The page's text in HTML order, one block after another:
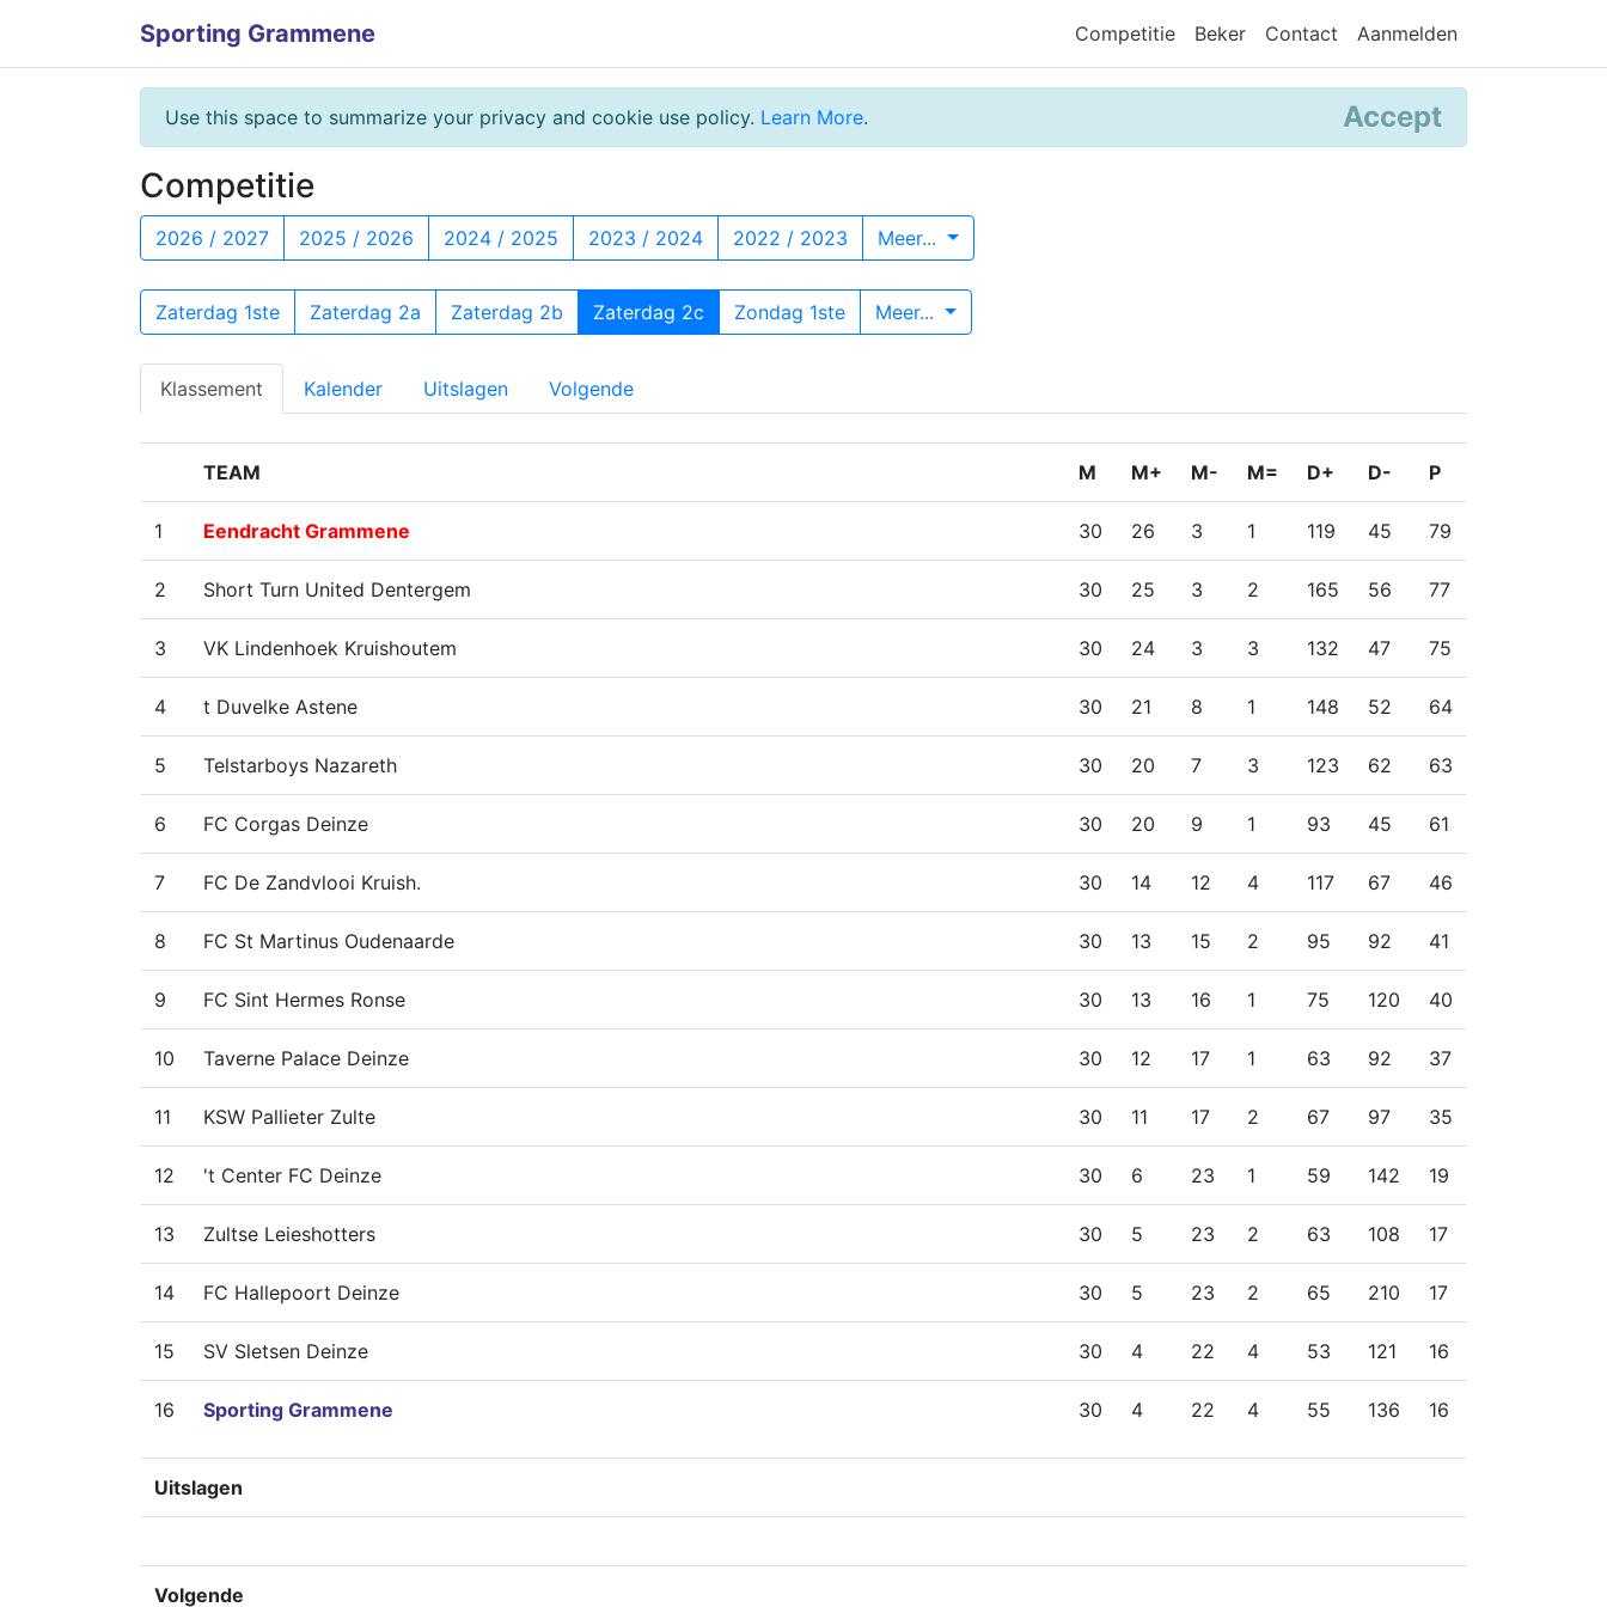
Sporting Grammene Competitie Beker Contact Aanmelden
Use this space to summarize your privacy and cookie use policy. Learn More. Accept
Competitie
2026 / 2027 2025 / 2026 2024 / 2025 2023 / 2024 2022 / 2023 Meer...
Zaterdag 1ste Zaterdag 2a Zaterdag 2b Zaterdag 2c Zondag 1ste Meer...
Klassement Kalender Uitslagen Volgende
TEAM M M+ M- M= D+ D- P
1 Eendracht Grammene 30 26 3 1 119 45 79
2 Short Turn United Dentergem 30 25 3 2 165 56 77
3 VK Lindenhoek Kruishoutem 30 24 3 3 132 47 75
4 t Duvelke Astene 30 21 8 1 148 52 64
5 Telstarboys Nazareth 30 20 7 3 123 62 63
6 FC Corgas Deinze 30 20 9 1 93 45 61
7 FC De Zandvlooi Kruish. 30 14 12 4 117 67 46
8 FC St Martinus Oudenaarde 30 13 15 2 95 92 41
9 FC Sint Hermes Ronse 30 13 16 1 75 120 40
10 Taverne Palace Deinze 30 12 17 1 63 92 37
11 KSW Pallieter Zulte 30 11 17 2 67 97 35
12 't Center FC Deinze 30 6 23 1 59 142 19
13 Zultse Leieshotters 30 5 23 2 63 108 17
14 FC Hallepoort Deinze 30 5 23 2 65 210 17
15 SV Sletsen Deinze 30 4 22 4 53 121 16
16 Sporting Grammene 30 4 22 4 55 136 16
Uitslagen
Volgende